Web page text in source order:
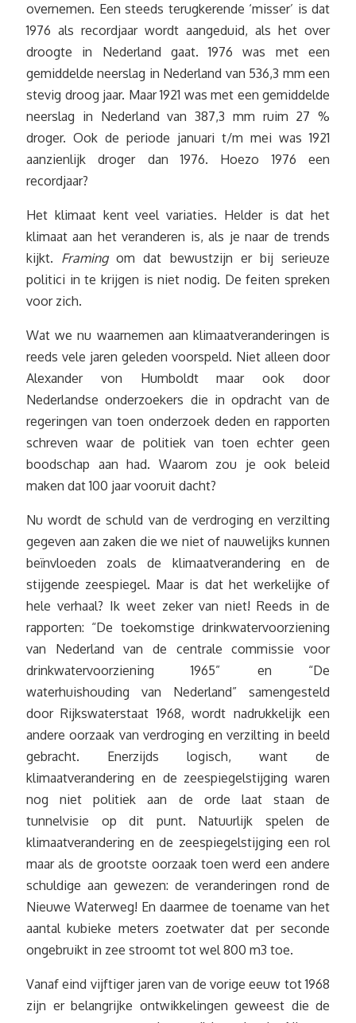
overnemen. Een steeds terugkerende ‘misser’ is dat
1976 als recordjaar wordt aangeduid, als het over
droogte in Nederland gaat. 1976 was met een
gemiddelde neerslag in Nederland van 536,3 mm een
stevig droog jaar. Maar 1921 was met een gemiddelde
neerslag in Nederland van 387,3 mm ruim 27 %
droger. Ook de periode januari t/m mei was 1921
aanzienlijk droger dan 1976. Hoezo 1976 een
recordjaar?
Het klimaat kent veel variaties. Helder is dat het
klimaat aan het veranderen is, als je naar de trends
kijkt. Framingom dat bewustzijn er bij serieuze
politici in te krijgen is niet nodig. De feiten spreken
voor zich.
Wat we nu waarnemen aan klimaatveranderingen is
reeds vele jaren geleden voorspeld. Niet alleen door
Alexander von Humboldt maar ook door
Nederlandse onderzoekers die in opdracht van de
regeringen van toen onderzoek deden en rapporten
schreven waar de politiek van toen echter geen
boodschap aan had. Waarom zou je ook beleid
maken dat 100 jaar vooruit dacht?
Nu wordt de schuld van de verdroging en verzilting
gegeven aan zaken die we niet of nauwelijks kunnen
beïnvloeden zoals de klimaatverandering en de
stijgende zeespiegel. Maar is dat het werkelijke of
hele verhaal? Ik weet zeker van niet! Reeds in de
rapporten: “De toekomstige drinkwatervoorziening
van Nederland van de centrale commissie voor
drinkwatervoorziening 1965” en “De
waterhuishouding van Nederland” samengesteld
door Rijkswaterstaat 1968, wordt nadrukkelijk een
andere oorzaak van verdroging en verzilting in beeld
gebracht. Enerzijds logisch, want de
klimaatverandering en de zeespiegelstijging waren
nog niet politiek aan de orde laat staan de
tunnelvisie op dit punt. Natuurlijk spelen de
klimaatverandering en de zeespiegelstijging een rol
maar als de grootste oorzaak toen werd een andere
schuldige aan gewezen: de veranderingen rond de
Nieuwe Waterweg! En daarmee de toename van het
aantal kubieke meters zoetwater dat per seconde
ongebruikt in zee stroomt tot wel 800 m3 toe.
Vanaf eind vijftiger jaren van de vorige eeuw tot 1968
zijn er belangrijke ontwikkelingen geweest die de